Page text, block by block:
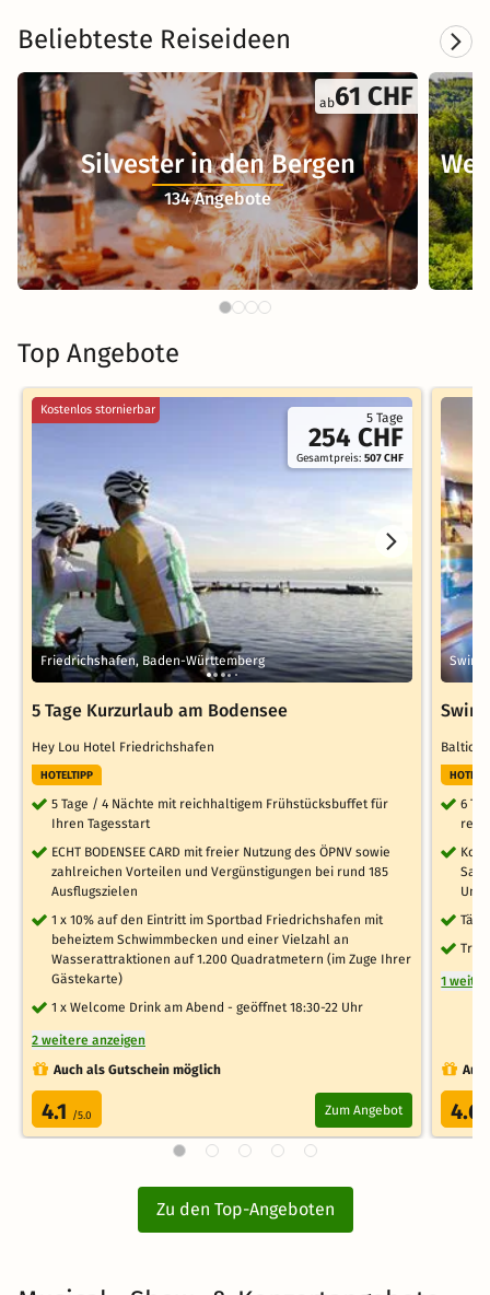
Beliebteste Reiseideen
ab61 CHF
Silvester in den Bergen
134 Angebote
Top Angebote
5 Tage
254 CHF
Gesamtpreis:507 CHF
Kostenlos stornierbar
Friedrichshafen, Baden-Württemberg
5 Tage Kurzurlaub am Bodensee
Hey Lou Hotel Friedrichshafen
HOTELTIPP
5 Tage / 4 Nächte mit reichhaltigem Frühstücksbuffet für
Ihren Tagesstart
ECHT BODENSEE CARD mit freier Nutzung des ÖPNV sowie
zahlreichen Vorteilen und Vergünstigungen bei rund 185
Ausflugszielen
1 x 10% auf den Eintritt im Sportbad Friedrichshafen mit
beheiztem Schwimmbecken und einer Vielzahl an
Wasserattraktionen auf 1.200 Quadratmetern (im Zuge Ihrer
Gästekarte)
1 x Welcome Drink am Abend - geöffnet 18:30-22 Uhr
2 weitere anzeigen
Auch als Gutschein möglich
4.1 /5.0 Zum Angebot
Baltic
6
1
4.6
Zu den Top-Angeboten